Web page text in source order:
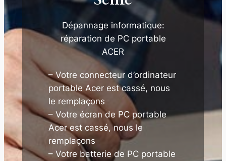
Dépannage informatique:
réparation de PC portable
ACER
– Votre connecteur d’ordinateur
portable Acer est cassé, nous
le remplaçons
– Votre écran de PC portable
Acer est cassé, nous le
remplaçons
– Votre batterie de PC portable